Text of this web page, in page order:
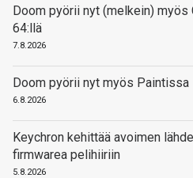
Doom pyörii nyt (melkein) myös
64:llä
7.8.2026
Doom pyörii nyt myös Paintissa
6.8.2026
Keychron kehittää avoimen
firmwarea pelihiiriin
5.8.2026